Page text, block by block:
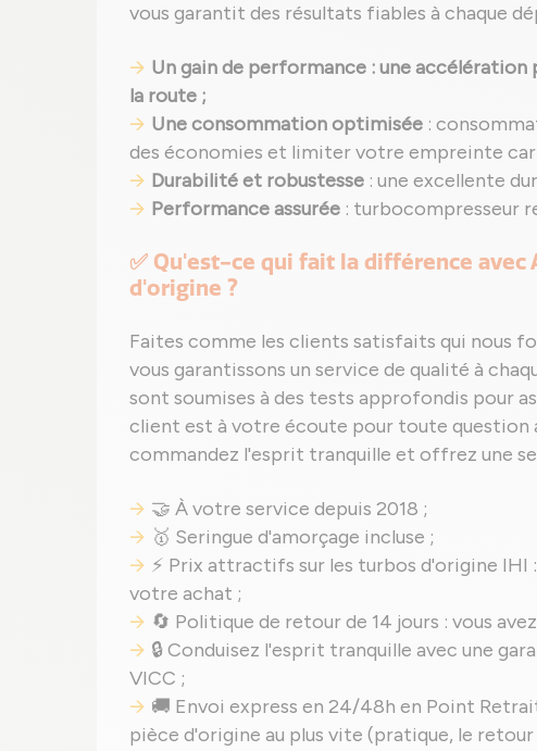
vous garantit des résultats fiables à chaque
Un gain de performance : une
la route ;
Une consommation optimisée :
des économies et limiter votre empreinte
Durabilité et robustesse : une excellente
Performance assurée : turbocompresseur
✅ Qu'est-ce qui fait la différence avec
d'origine ?
Faites comme les clients satisfaits qui nous
vous garantissons un service de qualité à
sont soumises à des tests approfondis pour
client est à votre écoute pour toute question
commandez l'esprit tranquille et offrez une
🤝 À votre service depuis 2018 ;
🥇 Seringue d'amorçage incluse ;
⚡ Prix attractifs sur les turbos d'origine
votre achat ;
🔄 Politique de retour de 14 jours : vous
🔒 Conduisez l'esprit tranquille avec une
VICC ;
🚚 Envoi express en 24/48h en Point
pièce d'origine au plus vite (pratique, le